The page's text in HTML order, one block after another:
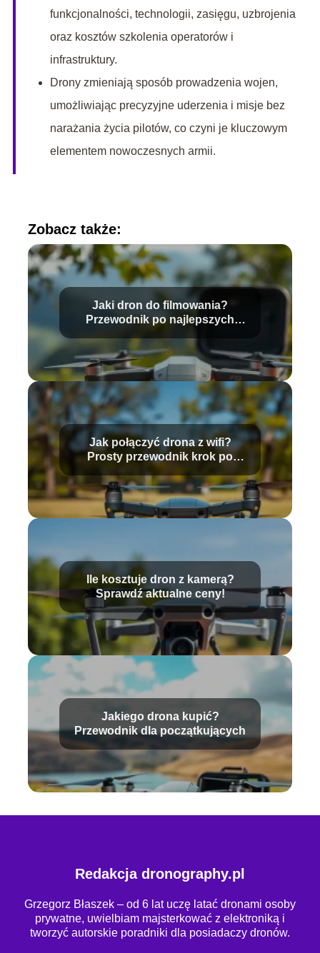
funkcjonalności, technologii, zasięgu, uzbrojenia
oraz kosztów szkolenia operatorów i
infrastruktury.
Drony zmieniają sposób prowadzenia wojen,
umożliwiając precyzyjne uderzenia i misje bez
narażania życia pilotów, co czyni je kluczowym
elementem nowoczesnych armii.
Zobacz także:
Jaki dron do filmowania?
Przewodnik po najlepszych
Jak połączyć drona z wifi?
Prosty przewodnik krok po
kroku
Ile kosztuje dron z kamerą?
Sprawdź aktualne ceny!
Jakiego drona kupić?
Przewodnik dla początkujących
Redakcja dronography.pl
Grzegorz Błaszek – od 6 lat uczę latać dronami osoby
prywatne, uwielbiam majsterkować z elektroniką i
tworzyć autorskie poradniki dla posiadaczy dronów.